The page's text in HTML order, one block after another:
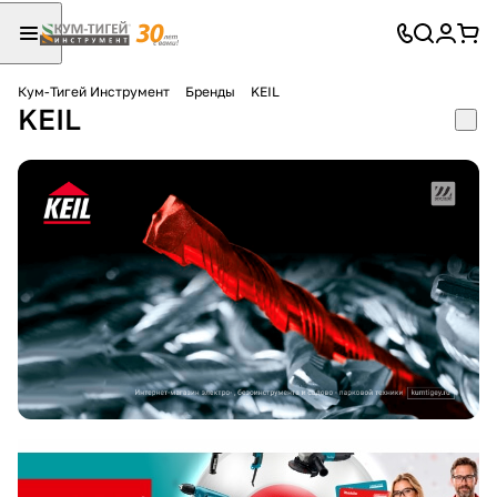
Кум-Тигей Инструмент Бренды KEIL
KEIL
Для клиентов всех банков
Разбейте
оплату
на части
без переплат
График платежей
Сегодня